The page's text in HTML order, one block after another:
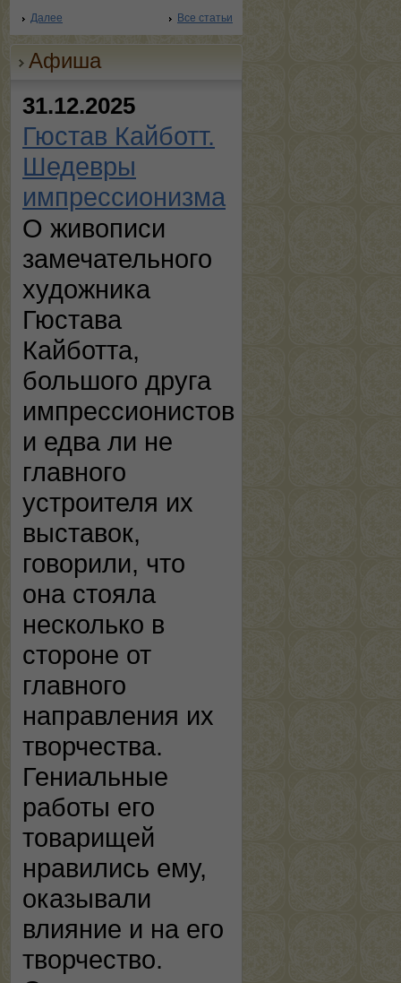
Далее Все статьи
Афиша
31.12.2025
Гюстав Кайботт.
Шедевры
импрессионизма
О живописи
замечательного
художника
Гюстава
Кайботта,
большого друга
импрессионистов
и едва ли не
главного
устроителя их
выставок,
говорили, что
она стояла
несколько в
стороне от
главного
направления их
творчества.
Гениальные
работы его
товарищей
нравились ему,
оказывали
влияние и на его
творчество.